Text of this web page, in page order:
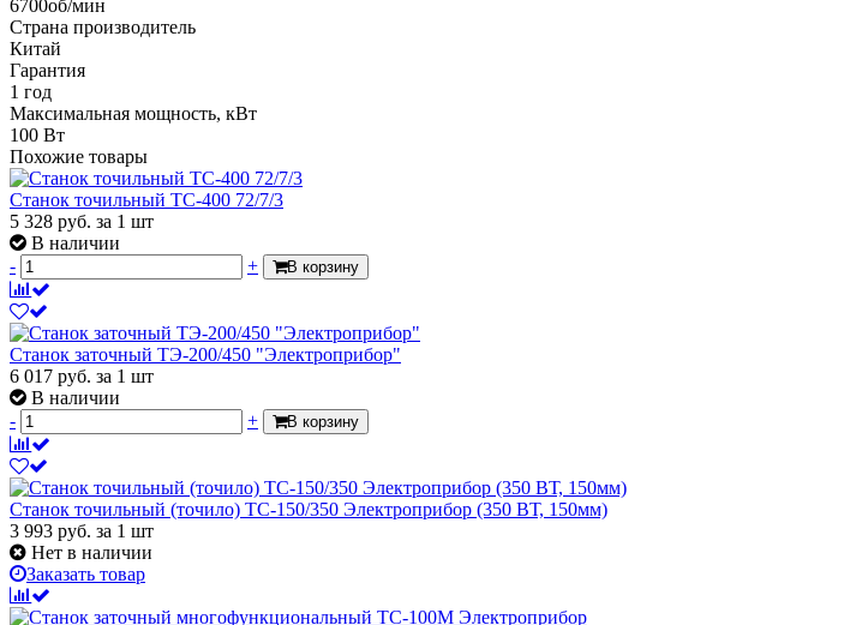
6700об/мин
Страна производитель
Китай
Гарантия
1 год
Максимальная мощность, кВт
100 Вт
Похожие товары
Станок точильный ТС-400 72/7/3
5 328 руб. за 1 шт
В наличии
-
+ В корзину
Станок заточный ТЭ-200/450 "Электроприбор"
6 017 руб. за 1 шт
В наличии
-
+ В корзину
Станок точильный (точило) ТС-150/350 Электроприбор (350 ВТ, 150мм)
3 993 руб. за 1 шт
Нет в наличии
Заказать товар